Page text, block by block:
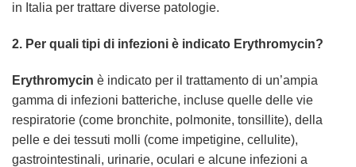
in Italia per trattare diverse patologie.
2. Per quali tipi di infezioni è indicato Erythromycin?
Erythromycin è indicato per il trattamento di un’ampia
gamma di infezioni batteriche, incluse quelle delle vie
respiratorie (come bronchite, polmonite, tonsillite), della
pelle e dei tessuti molli (come impetigine, cellulite),
gastrointestinali, urinarie, oculari e alcune infezioni a